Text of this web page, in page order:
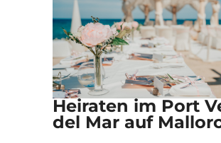
Heiraten im Port
del Mar auf